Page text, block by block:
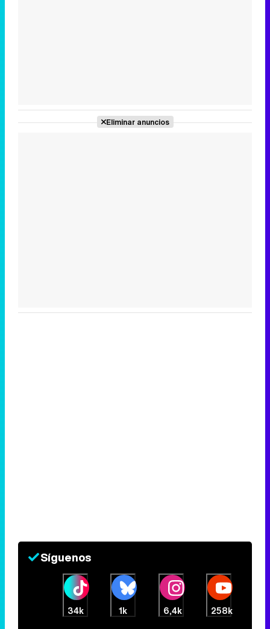
Eliminar anuncios
Síguenos
34k 1k 6,4k 258k